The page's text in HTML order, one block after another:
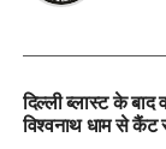
दिल्ली ब्लास्ट के बाद
विश्वनाथ धाम से